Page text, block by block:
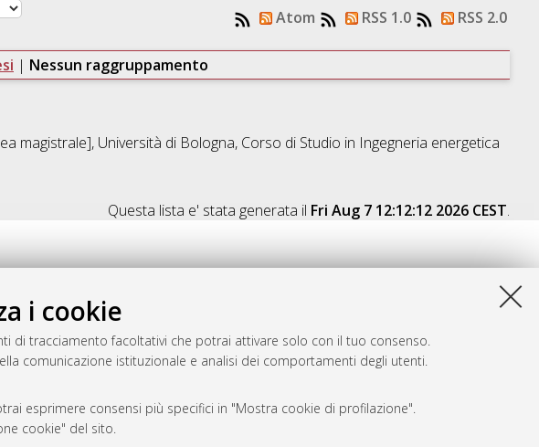
i cookie
di tracciamento facoltativi che potrai attivare solo con il tuo consenso.
comunicazione istituzionale e analisi dei comportamenti degli utenti.
esprimere consensi più specifici in "Mostra cookie di profilazione".
cookie" del sito.
Atom RSS 1.0 RSS 2.0
| Nessun raggruppamento
magistrale], Università di Bologna, Corso di Studio in Ingegneria energetica
Questa lista e' stata generata il Fri Aug 7 12:12:12 2026 CEST.